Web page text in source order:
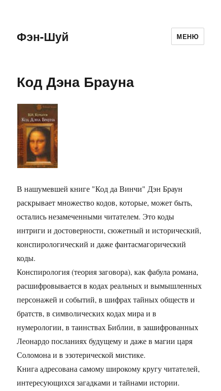
Фэн-Шуй МЕНЮ
Код Дэна Брауна
В нашумевшей книге "Код да Винчи" Дэн Браун
раскрывает множество кодов, которые, может быть,
остались незамеченными читателем. Это коды
интриги и достоверности, сюжетный и исторический,
конспирологический и даже фантасмагорический
коды.
Конспирология (теория заговора), как фабула романа,
расшифровывается в кодах реальных и вымышленных
персонажей и событий, в шифрах тайных обществ и
братств, в символических кодах мира и в
нумерологии, в таинствах Библии, в зашифрованных
Леонардо посланиях будущему и даже в магии царя
Соломона и в эзотерической мистике.
Книга адресована самому широкому кругу читателей,
интересующихся загадками и тайнами истории.